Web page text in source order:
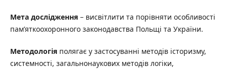
Мета дослідження– висвітлити та порівняти особливості
пам’яткоохоронного законодавства Польщі та України.
Методологіяполягає у застосуванні методів історизму,
системності, загальнонаукових методів логіки,